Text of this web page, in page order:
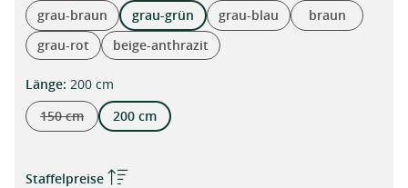
grau-braun
grau-grün grau-blau
braun
grau-rot
beige-anthrazit
Längeauswählen
: 200 cm
150 cm
(Diese Option ist zurzeit nicht verfügbar.)
200 cm
Staffelpreise